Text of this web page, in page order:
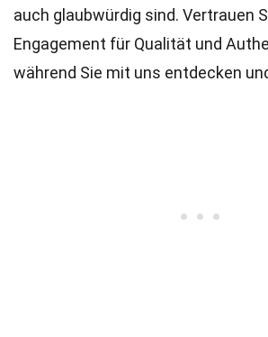
auch glaubwürdig sind. Vertrauen
Engagement für Qualität und
während Sie mit uns entdecken